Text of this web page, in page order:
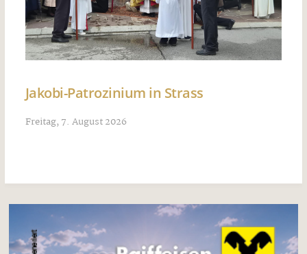
Jakobi-Patrozinium in Strass
Freitag, 7. August 2026